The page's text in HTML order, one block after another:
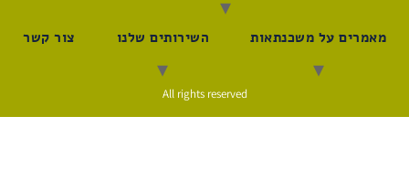
מאמרים על משכנתאות השירותים שלנו צור קשר
All rights reserved